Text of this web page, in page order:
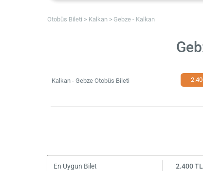
Otobüs Bileti Kalkan Gebze - Kalkan
Kalkan - Gebze Otobüs Bileti
En Uygun Bilet 2.400 TL